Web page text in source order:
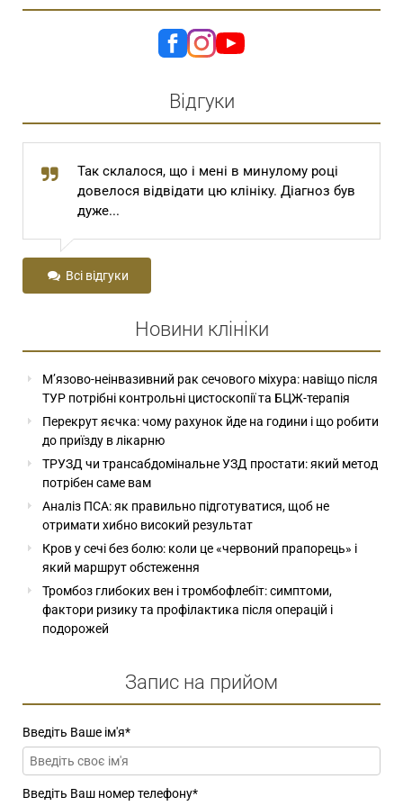
Відгуки
Шановний Степан Томович та Степан
Степанович! Сам Господь Бог привів мене
до вас з далекої...
Всі відгуки
Новини клініки
М’язово-неінвазивний рак сечового міхура: навіщо після
ТУР потрібні контрольні цистоскопії та БЦЖ-терапія
Перекрут яєчка: чому рахунок йде на години і що робити
до приїзду в лікарню
ТРУЗД чи трансабдомінальне УЗД простати: який метод
потрібен саме вам
Аналіз ПСА: як правильно підготуватися, щоб не
отримати хибно високий результат
Кров у сечі без болю: коли це «червоний прапорець» і
який маршрут обстеження
Тромбоз глибоких вен і тромбофлебіт: симптоми,
фактори ризику та профілактика після операцій і
подорожей
Запис на прийом
Введіть Ваше ім'я*
Введіть Ваш номер телефону*